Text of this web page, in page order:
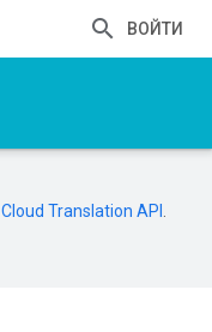
ВОЙТИ
Cloud Translation API